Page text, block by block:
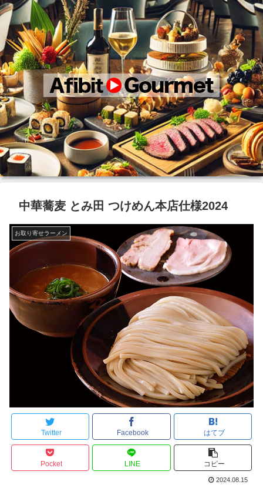
中華蕎麦 とみ田 つけめん本店仕様2024
お取り寄せラーメン
Twitter Facebook はてブ
Pocket LINE コピー
2024.08.15